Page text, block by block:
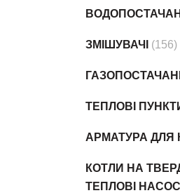
ЗМІШУВАЧІ (156)
ТЕПЛОВІ
АРМАТУРА ДЛЯ
КОТЛИ НА
ТЕПЛОВІ